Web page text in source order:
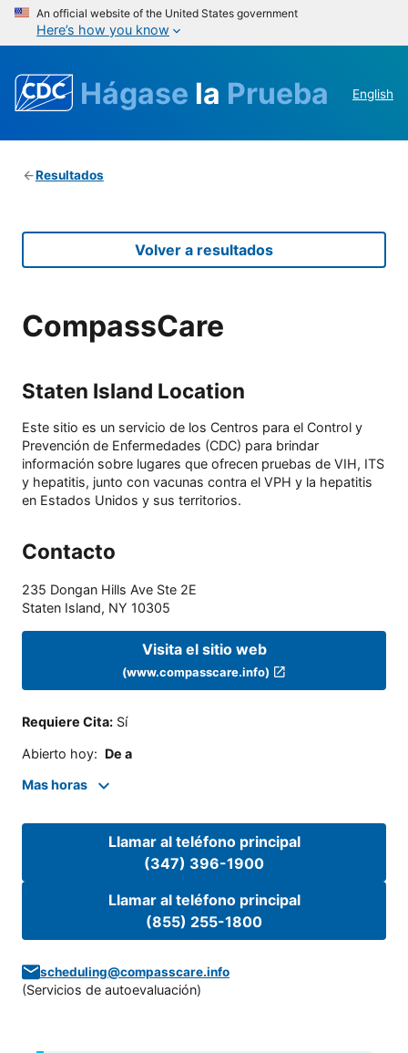
An official website of the United States government
Here’s how you know
Hágase la Prueba English
Resultados
Volver a resultados
CompassCare
Staten Island Location
Este sitio es un servicio de los Centros para el Control y
Prevención de Enfermedades (CDC) para brindar
información sobre lugares que ofrecen pruebas de VIH, ITS
y hepatitis, junto con vacunas contra el VPH y la hepatitis
en Estados Unidos y sus territorios.
Contacto
235 Dongan Hills Ave Ste 2E
Staten Island, NY 10305
Visita el sitio web
(www.compasscare.info)
Requiere Cita: Sí
Abierto hoy: De a
Mas horas
Llamar al teléfono principal
(347) 396-1900
Llamar al teléfono principal
(855) 255-1800
scheduling@compasscare.info
(Servicios de autoevaluación)